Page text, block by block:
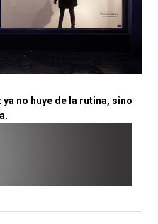
no huye de la rutina, sino